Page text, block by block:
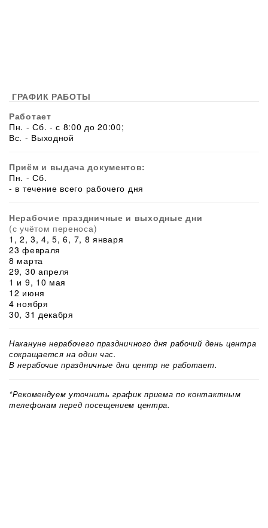
ГРАФИК РАБОТЫ
Работает
Пн. - Сб. - с 8:00 до 20:00;
Вс. - Выходной
Приём и выдача документов:
Пн. - Сб.
- в течение всего рабочего дня
Нерабочие праздничные и выходные дни
(с учётом переноса)
1, 2, 3, 4, 5, 6, 7, 8 января
23 февраля
8 марта
29, 30 апреля
1 и 9, 10 мая
12 июня
4 ноября
30, 31 декабря
Накануне нерабочего праздничного дня рабочий день центра
сокращается на один час.
В нерабочие праздничные дни центр не работает.
*Рекомендуем уточнить график приема по контактным
телефонам перед посещением центра.